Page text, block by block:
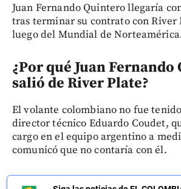
Juan Fernando Quintero llegaría
tras terminar su contrato con River
luego del Mundial de
¿Por qué Juan
salió de River Plate?
El volante colombiano no fue
director técnico Eduardo Coudet,
cargo en el equipo argentino a
comunicó que no contaría con él.